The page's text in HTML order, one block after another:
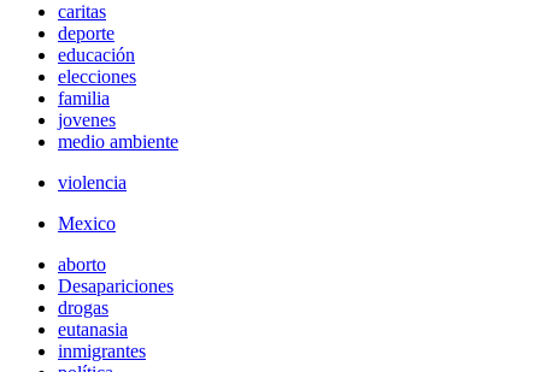
caritas
deporte
educación
elecciones
familia
jovenes
medio ambiente
violencia
Mexico
aborto
Desapariciones
drogas
eutanasia
inmigrantes